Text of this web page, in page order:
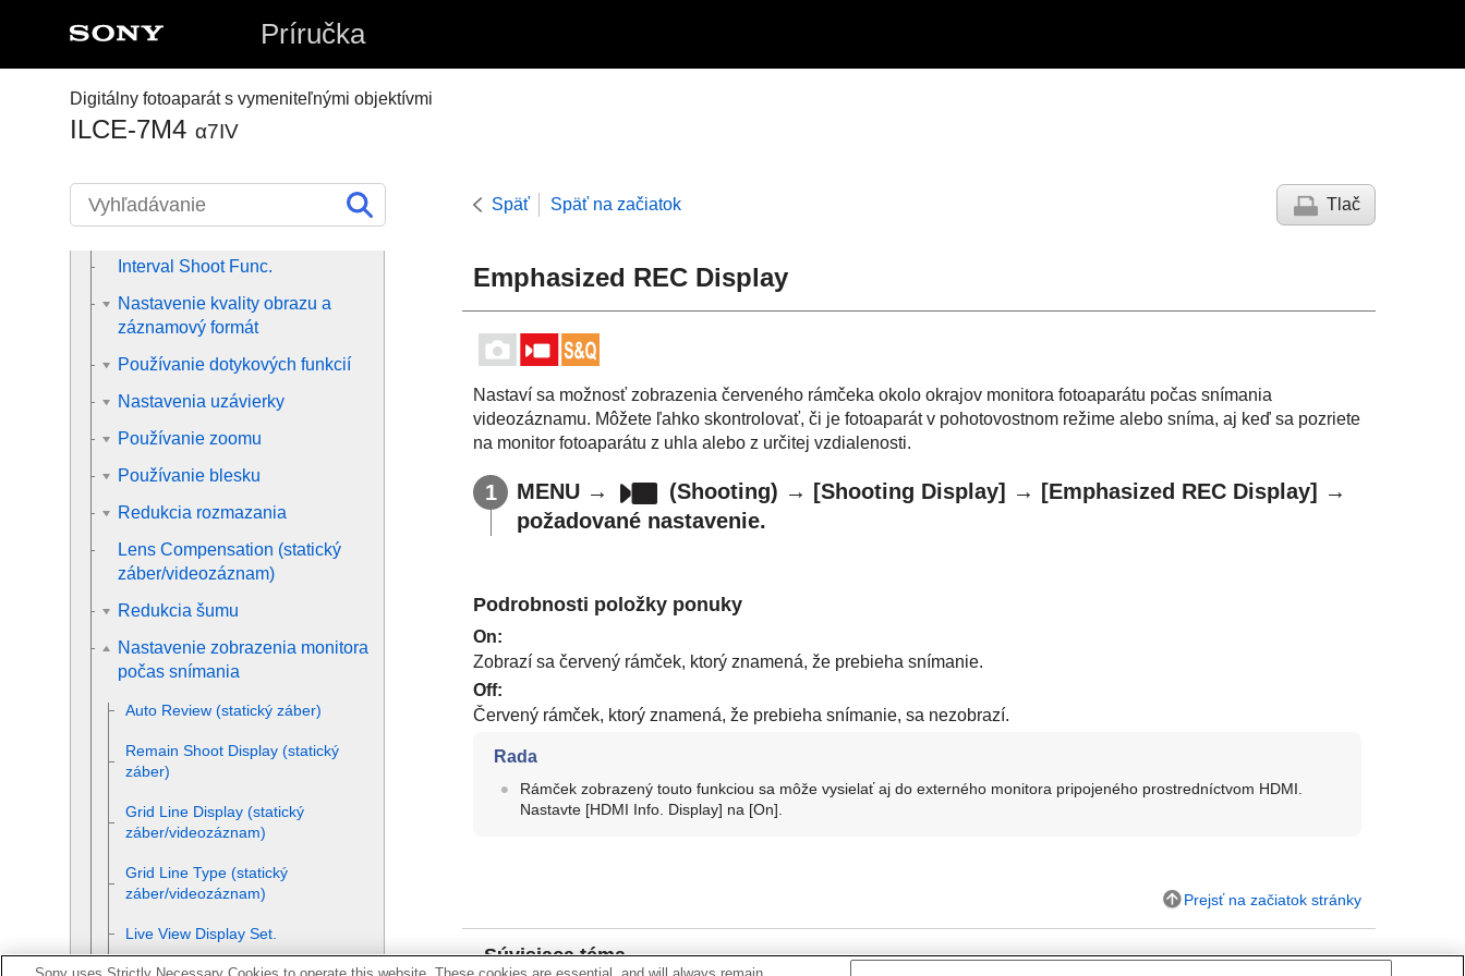
Príručka
Digitálny fotoaparát s vymeniteľnými objektívmi
ILCE-7M4 α7IV
Späť Späť na začiatok Tlač
Emphasized REC Display
Nastaví sa možnosť zobrazenia červeného rámčeka okolo okrajov monitora fotoaparátu počas snímania
videozáznamu. Môžete ľahko skontrolovať, či je fotoaparát v pohotovostnom režime alebo sníma, aj keď sa pozriete
na monitor fotoaparátu z uhla alebo z určitej vzdialenosti.
MENU → (Shooting) → [Shooting Display] → [Emphasized REC Display]
→
požadované nastavenie.
Podrobnosti položky ponuky
On:
Zobrazí sa červený rámček, ktorý znamená, že prebieha snímanie.
Off:
Červený rámček, ktorý znamená, že prebieha snímanie, sa nezobrazí.
Rada
Rámček zobrazený touto funkciou sa môže vysielať aj do externého monitora pripojeného prostredníctvom HDMI.
Nastavte [HDMI Info. Display] na [On]
Prejsť na začiatok stránky
Súvisiaca téma
merania
Voľba citlivosti ISO
Vyváženie bielej farby
Pridávanie efektov k záberom
Snímanie pomocou režimov
činnosti (nepretržité
snímanie/samospúšť)
Interval Shoot Func.
Nastavenie kvality obrazu a
záznamový formát
Používanie dotykových funkcií
Nastavenia uzávierky
Používanie zoomu
Používanie blesku
Redukcia rozmazania
Lens Compensation (statický
záber/videozáznam)
Redukcia šumu
Nastavenie zobrazenia monitora
počas snímania
Auto Review (statický záber)
Remain Shoot Display (statický
záber)
Grid Line Display (statický
záber/videozáznam)
Grid Line Type (statický
záber/videozáznam)
Live View Display Set.